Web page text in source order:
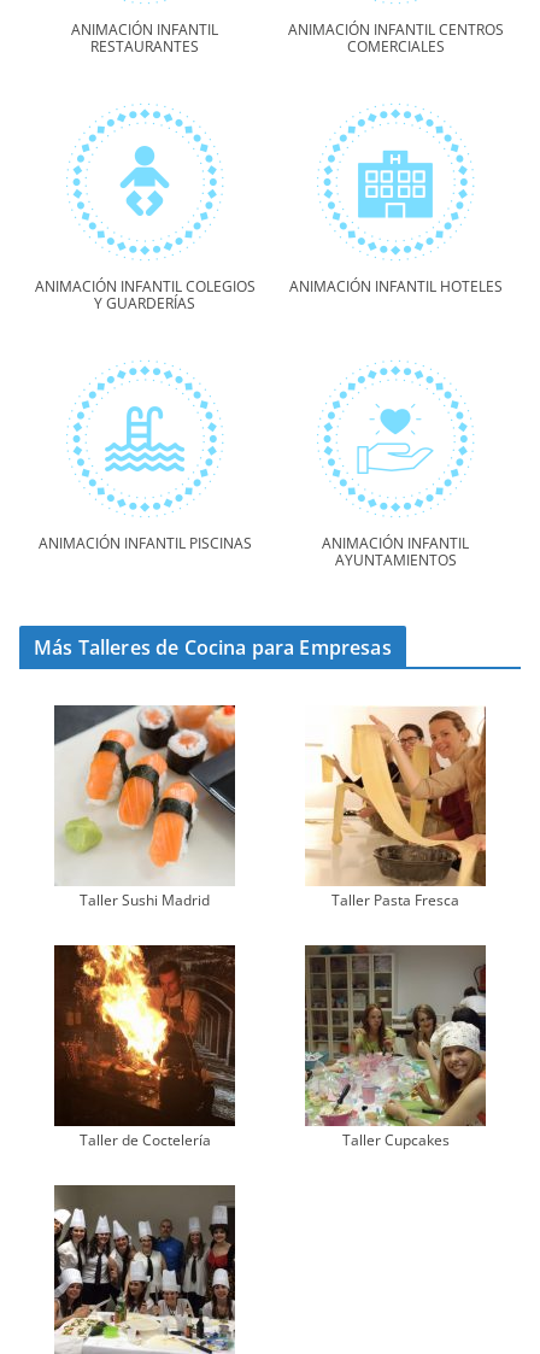
ANIMACIÓN INFANTIL
RESTAURANTES
ANIMACIÓN INFANTIL CENTROS
COMERCIALES
ANIMACIÓN INFANTIL COLEGIOS
Y GUARDERÍAS
ANIMACIÓN INFANTIL HOTELES
ANIMACIÓN INFANTIL PISCINAS
ANIMACIÓN INFANTIL
AYUNTAMIENTOS
Más Talleres de Cocina para Empresas
Taller Sushi Madrid Taller Pasta Fresca
Taller de Coctelería Taller Cupcakes